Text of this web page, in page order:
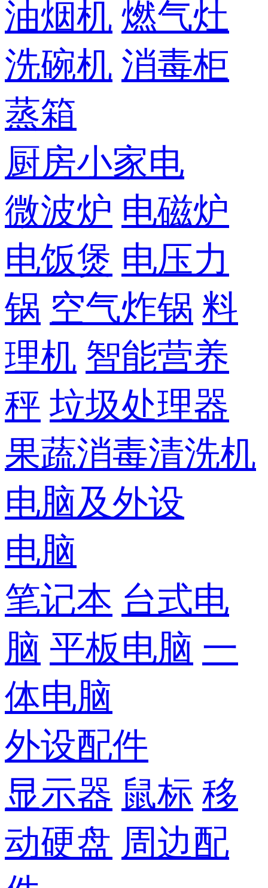
油烟机 燃气灶
洗碗机 消毒柜
蒸箱
厨房小家电
微波炉 电磁炉
电饭煲 电压力
锅 空气炸锅 料
理机 智能营养
秤 垃圾处理器
果蔬消毒清洗机
电脑及外设
电脑
笔记本 台式电
脑 平板电脑 一
体电脑
外设配件
显示器 鼠标 移
动硬盘 周边配